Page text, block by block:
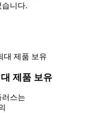
니다.
제품 보유
스는